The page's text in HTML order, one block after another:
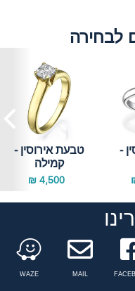
לבחירה
טבעת אירוסין -
קמילה
4,500 ₪
-
WAZE MAIL